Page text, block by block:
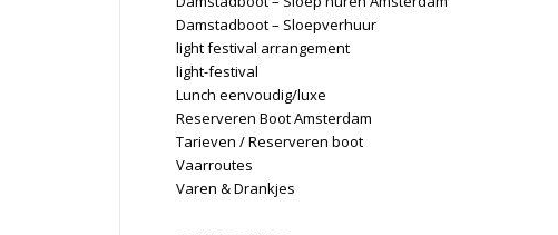
Damstadboot – Sloepverhuur
light festival arrangement
light-festival
Lunch eenvoudig/luxe
Reserveren Boot Amsterdam
Tarieven / Reserveren boot
Vaarroutes
Varen & Drankjes